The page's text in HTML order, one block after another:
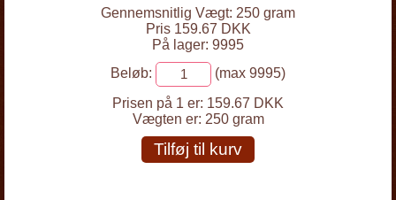
Gennemsnitlig Vægt: 250 gram
Pris 159.67 DKK
På lager: 9995
Beløb:
(max 9995)
Prisen på 1 er: 159.67 DKK
Vægten er: 250 gram
Tilføj til kurv